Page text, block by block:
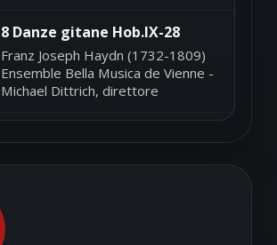
8 Danze gitane Hob.IX-28
Franz Joseph Haydn (1732-1809)
Ensemble Bella Musica de Vienne -
Michael Dittrich, direttore
Luigi Attademo, chitarra